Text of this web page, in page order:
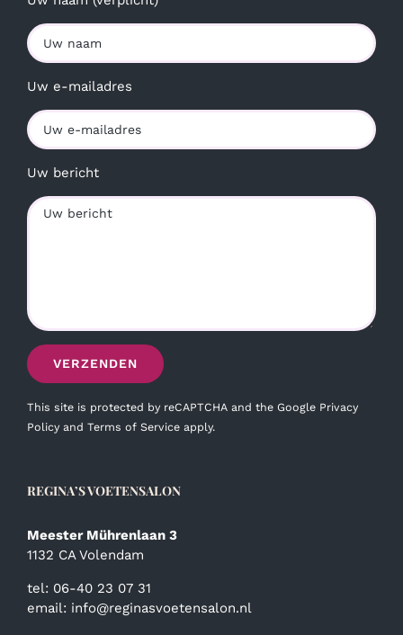
Uw e-mailadres
Uw bericht
This site is protected by reCAPTCHA and the Google Privacy
Policy and Terms of Service apply.
REGINA’S VOETENSALON
Meester Mührenlaan 3
1132 CA Volendam
tel: 06-40 23 07 31
email: info@reginasvoetensalon.nl